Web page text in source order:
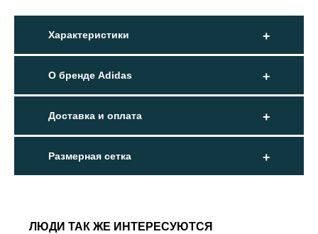
Характеристики
О бренде Adidas
Доставка и оплата
Размерная сетка
ЛЮДИ ТАК ЖЕ ИНТЕРЕСУЮТСЯ